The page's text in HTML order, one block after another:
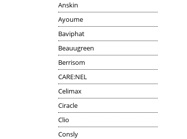
Anskin
Ayoume
Baviphat
Beauugreen
Berrisom
CARE:NEL
Celimax
Ciracle
Clio
Consly